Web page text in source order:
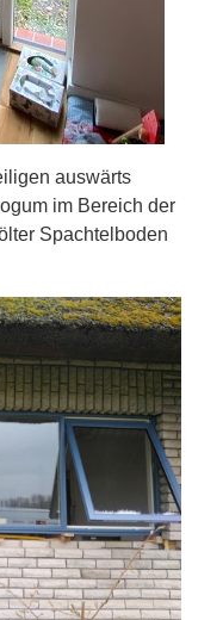
auswärts
im Bereich der
Spachtelboden